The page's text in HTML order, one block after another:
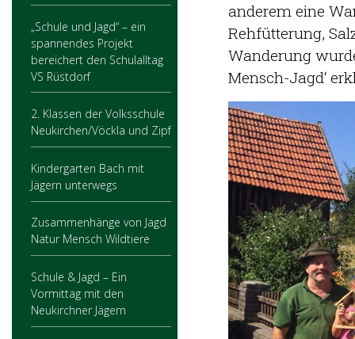
„Schule und Jagd“ – ein
spannendes Projekt
bereichert den Schulalltag
VS Rüstdorf
2. Klassen der Volksschule
Neukirchen/Vöckla und Zipf
Kindergarten Bach mit
Jägern unterwegs
Zusammenhänge von Jagd
Natur Mensch Wildtiere
Schule & Jagd – Ein
Vormittag mit den
Neukirchner Jägern
anderem eine
Rehfütterung,
Wanderung
Mensch-Jagd‘